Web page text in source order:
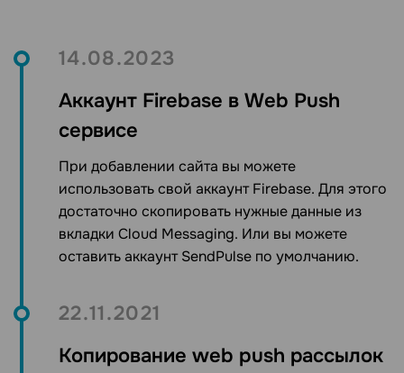
14.08.2023
Аккаунт Firebase в Web Push
сервисе
При добавлении сайта вы можете
использовать свой аккаунт Firebase. Для этого
достаточно скопировать нужные данные из
вкладки Cloud Messaging. Или вы можете
оставить аккаунт SendPulse по умолчанию.
22.11.2021
Копирование web push рассылок